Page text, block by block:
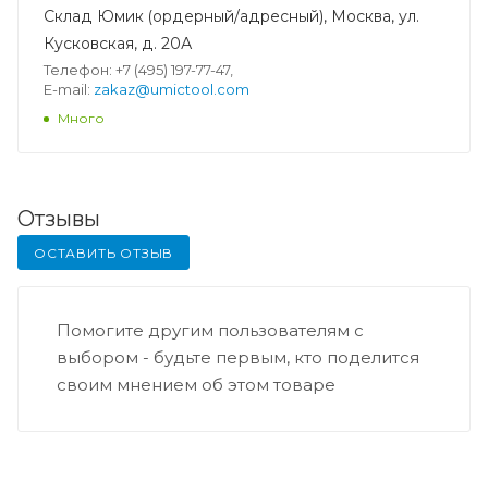
Склад Юмик (ордерный/адресный), Москва, ул.
Кусковская, д. 20А
Телефон: +7 (495) 197-77-47,
E-mail: zakaz@umictool.com
Много
Отзывы
ОСТАВИТЬ ОТЗЫВ
Помогите другим пользователям с
выбором - будьте первым, кто поделится
своим мнением об этом товаре